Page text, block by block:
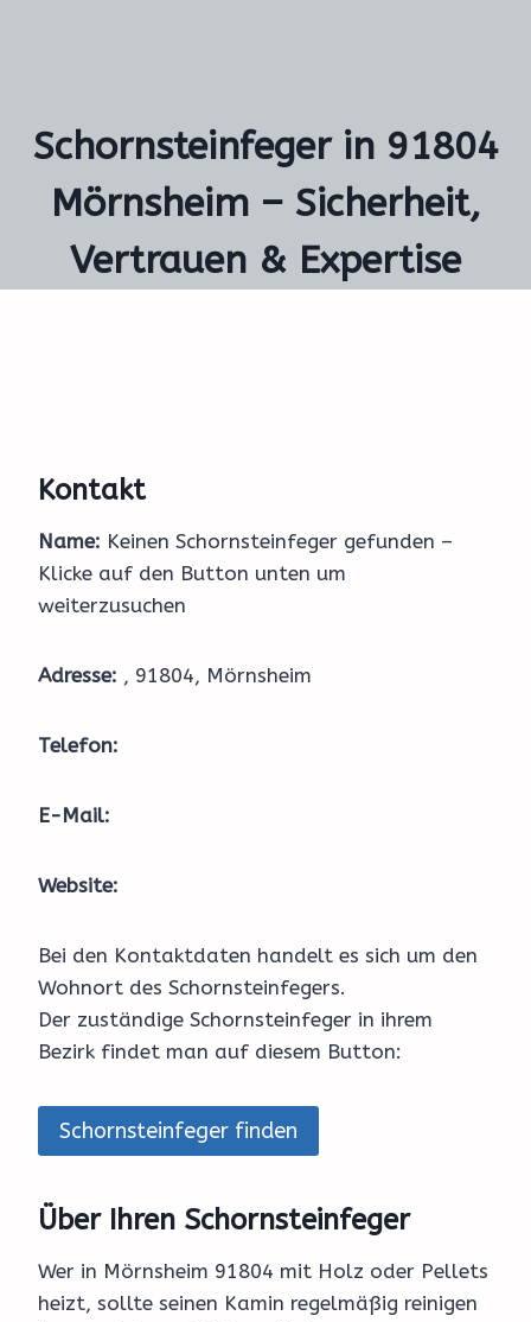
Schornsteinfeger in 91804
Mörnsheim – Sicherheit,
Vertrauen & Expertise
Kontakt
Name: Keinen Schornsteinfeger gefunden –
Klicke auf den Button unten um
weiterzusuchen
Adresse: , 91804, Mörnsheim
Telefon:
E-Mail:
Website:
Bei den Kontaktdaten handelt es sich um den
Wohnort des Schornsteinfegers.
Der zuständige Schornsteinfeger in ihrem
Bezirk findet man auf diesem Button:
Schornsteinfeger finden
Über Ihren Schornsteinfeger
Wer in Mörnsheim 91804 mit Holz oder Pellets
heizt, sollte seinen Kamin regelmäßig reinigen